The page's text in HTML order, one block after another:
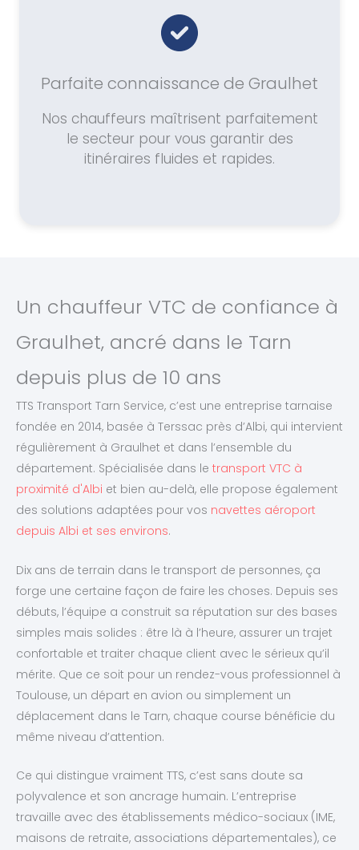
Parfaite connaissance de Graulhet
Nos chauffeurs maîtrisent parfaitement
le secteur pour vous garantir des
itinéraires fluides et rapides.
Un chauffeur VTC de confiance à
Graulhet, ancré dans le Tarn
depuis plus de 10 ans
TTS Transport Tarn Service, c’est une entreprise tarnaise
fondée en 2014, basée à Terssac près d’Albi, qui intervient
régulièrement à Graulhet et dans l’ensemble du
département. Spécialisée dans le transport VTC à
proximité d'Albi et bien au-delà, elle propose également
des solutions adaptées pour vos navettes aéroport
depuis Albi et ses environs.
Dix ans de terrain dans le transport de personnes, ça
forge une certaine façon de faire les choses. Depuis ses
débuts, l’équipe a construit sa réputation sur des bases
simples mais solides : être là à l’heure, assurer un trajet
confortable et traiter chaque client avec le sérieux qu’il
mérite. Que ce soit pour un rendez-vous professionnel à
Toulouse, un départ en avion ou simplement un
déplacement dans le Tarn, chaque course bénéficie du
même niveau d’attention.
Ce qui distingue vraiment TTS, c’est sans doute sa
polyvalence et son ancrage humain. L’entreprise
travaille avec des établissements médico-sociaux (IME,
maisons de retraite, associations départementales), ce